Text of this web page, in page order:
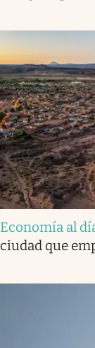
Economía al
ciudad que